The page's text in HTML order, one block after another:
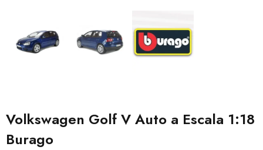
Volkswagen Golf V Auto a Escala 1:18
Burago